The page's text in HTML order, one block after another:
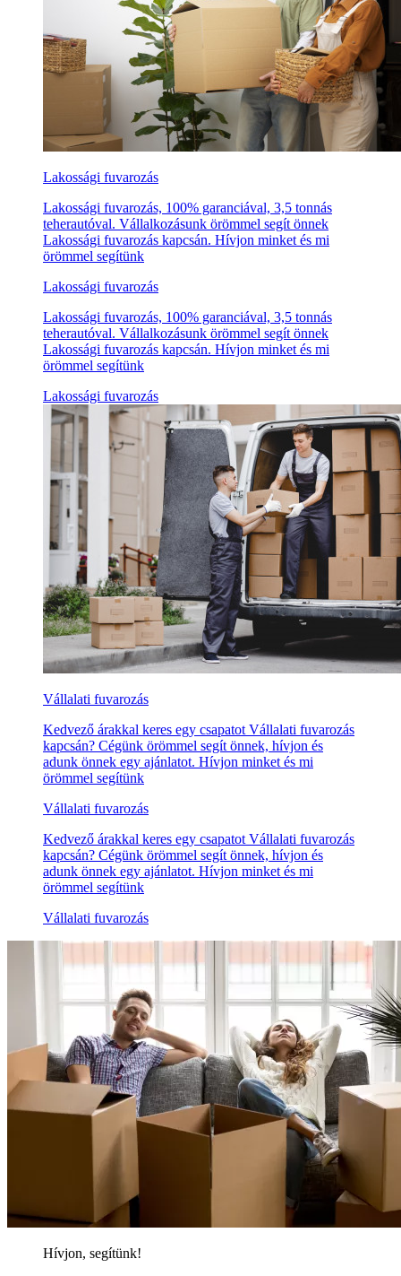
Lakossági fuvarozás
Lakossági fuvarozás, 100% garanciával, 3,5 tonnás
teherautóval. Vállalkozásunk örömmel segít önnek
Lakossági fuvarozás kapcsán. Hívjon minket és mi
örömmel segítünk
Lakossági fuvarozás
Lakossági fuvarozás, 100% garanciával, 3,5 tonnás
teherautóval. Vállalkozásunk örömmel segít önnek
Lakossági fuvarozás kapcsán. Hívjon minket és mi
örömmel segítünk
Lakossági fuvarozás
Vállalati fuvarozás
Kedvező árakkal keres egy csapatot Vállalati fuvarozás
kapcsán? Cégünk örömmel segít önnek, hívjon és
adunk önnek egy ajánlatot. Hívjon minket és mi
örömmel segítünk
Vállalati fuvarozás
Kedvező árakkal keres egy csapatot Vállalati fuvarozás
kapcsán? Cégünk örömmel segít önnek, hívjon és
adunk önnek egy ajánlatot. Hívjon minket és mi
örömmel segítünk
Vállalati fuvarozás
Hívjon, segítünk!